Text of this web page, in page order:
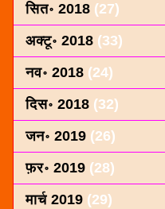
सित॰ 2018 (27)
अक्टू॰ 2018 (33)
नव॰ 2018 (24)
दिस॰ 2018 (32)
जन॰ 2019 (26)
फ़र॰ 2019 (28)
मार्च 2019 (29)